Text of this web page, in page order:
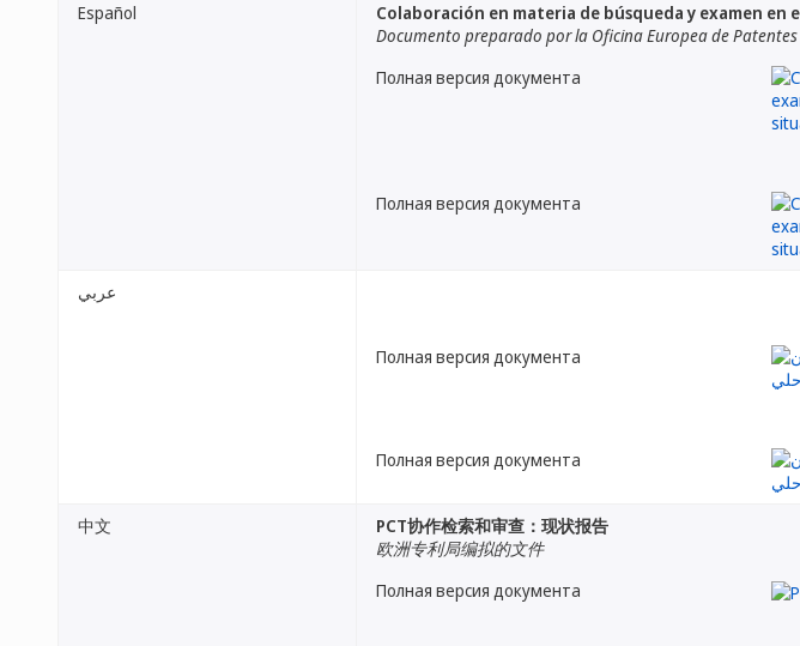
Español
Colaboración en materia de búsqueda y examen
Documento preparado por la Oficina Europea de Patentes
Полная версия документа
Полная версия документа
عربي
Полная версия документа
Полная версия документа
中文
PCT协作检索和审查：现状报告
欧洲专利局编拟的文件
Полная версия документа